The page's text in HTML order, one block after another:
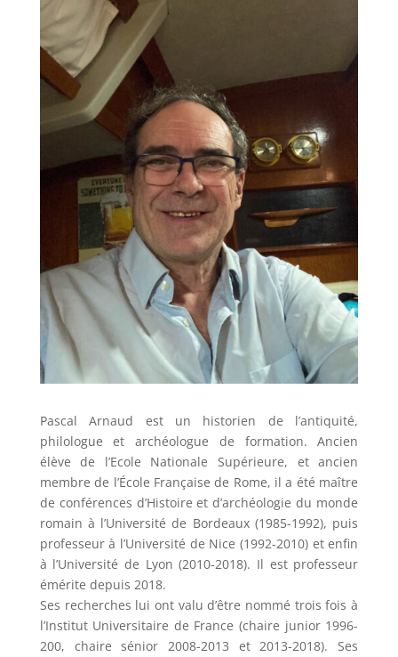
Pascal Arnaud est un historien de l’antiquité,
philologue et archéologue de formation. Ancien
élève de l’Ecole Nationale Supérieure, et ancien
membre de l’École Française de Rome, il a été maître
de conférences d’Histoire et d’archéologie du monde
romain à l’Université de Bordeaux (1985-1992), puis
professeur à l’Université de Nice (1992-2010) et enfin
à l’Université de Lyon (2010-2018). Il est professeur
émérite depuis 2018.
Ses recherches lui ont valu d’être nommé trois fois à
l’Institut Universitaire de France (chaire junior 1996-
200, chaire sénior 2008-2013 et 2013-2018). Ses